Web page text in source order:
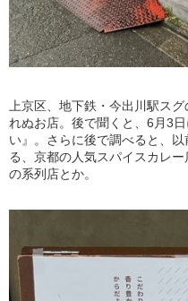
上京区、地下鉄・今出川駅ス
れぬお店。後で聞くと、6月3
い』。さらに後で調べると、
る、京都の人気スパイスカレー
の系列店とか。